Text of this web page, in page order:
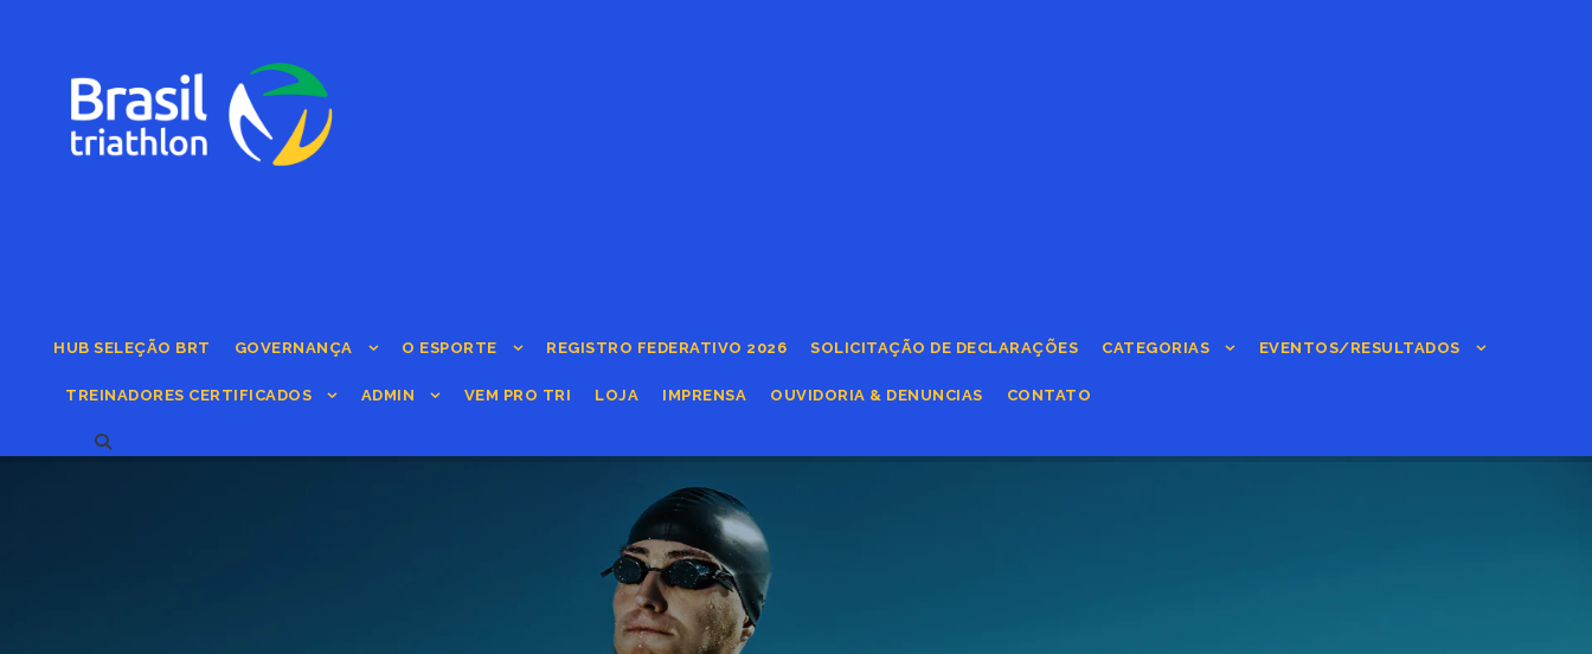
HUB SELEÇÃO BRT GOVERNANÇA O ESPORTE REGISTRO FEDERATIVO 2026 SOLICITAÇÃO DE DECLARAÇÕES CATEGORIAS EVENTOS/RESULTADOS
TREINADORES CERTIFICADOS ADMIN VEM PRO TRI LOJA IMPRENSA OUVIDORIA & DENUNCIAS CONTATO